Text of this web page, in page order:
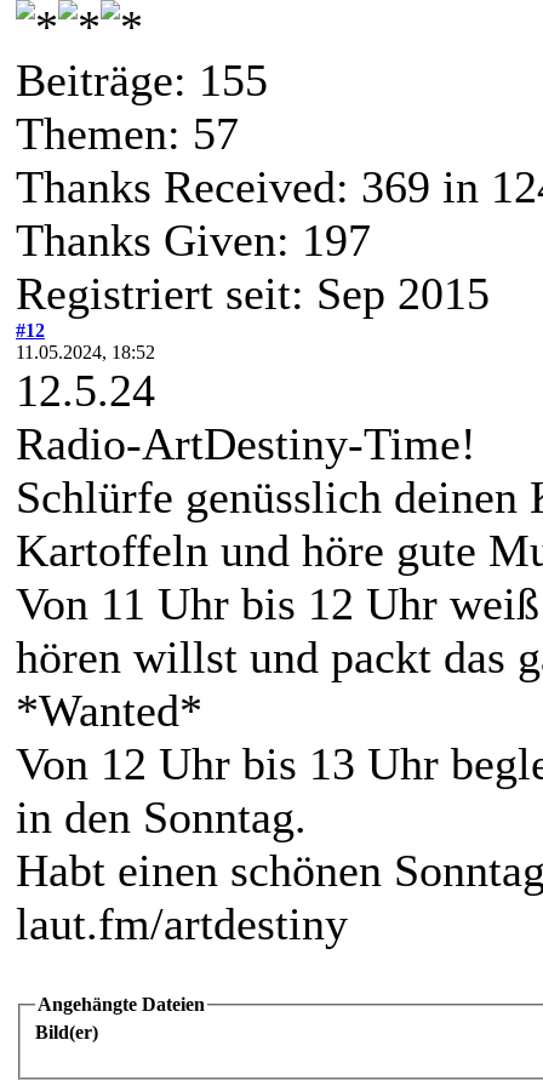
Beiträge: 155
Themen: 57
Thanks Received: 369 in
Thanks Given: 197
Registriert seit: Sep 2015
#12
11.05.2024, 18:52
12.5.24
Radio-ArtDestiny-Time!
Schlürfe genüsslich deinen
Kartoffeln und höre gute
Von 11 Uhr bis 12 Uhr
hören willst und packt das
*Wanted*
Von 12 Uhr bis 13 Uhr
in den Sonntag.
Habt einen schönen
laut.fm/artdestiny
Angehängte Dateien
Bild(er)